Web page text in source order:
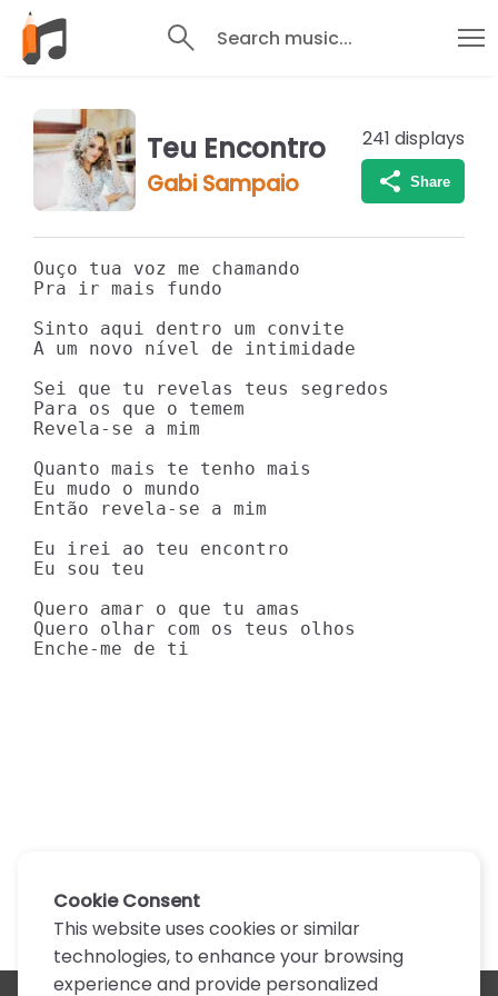
Search music...
Teu Encontro
Gabi Sampaio
241 displays
Share
Ouço tua voz me chamando
Pra ir mais fundo
Sinto aqui dentro um convite
A um novo nível de intimidade
Sei que tu revelas teus segredos
Para os que o temem
Revela-se a mim
Quanto mais te tenho mais
Eu mudo o mundo
Então revela-se a mim
Eu irei ao teu encontro
Eu sou teu
Quero amar o que tu amas
Quero olhar com os teus olhos
Enche-me de ti
Cookie Consent
This website uses cookies or similar
technologies, to enhance your browsing
experience and provide personalized